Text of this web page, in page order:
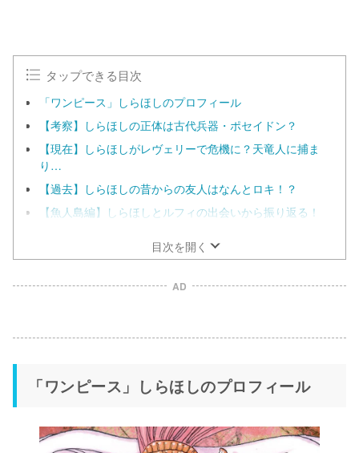
タップできる目次
「ワンピース」しらほしのプロフィール
【考察】しらほしの正体は古代兵器・ポセイドン？
【現在】しらほしがレヴェリーで危機に？天竜人に捕ま
り…
【過去】しらほしの昔からの友人はなんとロキ！？
【魚人島編】しらほしとルフィの出会いから振り返る！
目次を開く
AD
「ワンピース」しらほしのプロフィール